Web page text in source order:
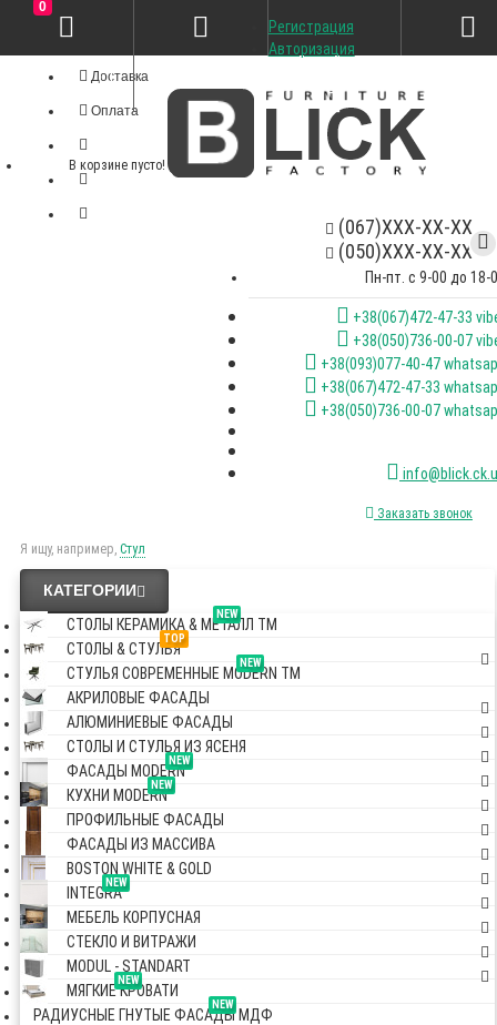
Доставка
Оплата
(067)XXX-XX-XX
(050)XXX-XX-XX
Пн-пт. с 9-00 до 18-
+38(067)472-47-33
+38(050)736-00-07
+38(093)077-40-47
+38(067)472-47-33
+38(050)736-00-07
Заказать звонок
Я ищу, например, Стул
Регистрация
Авторизация
0
В корзине пусто!
КАТЕГОРИИ
NEW
СТОЛЫ КЕРАМИКА & МЕТАЛЛ TM
TOP
СТОЛЫ & СТУЛЬЯ
NEW
СТУЛЬЯ СОВРЕМЕННЫЕ MODERN TM
АКРИЛОВЫЕ ФАСАДЫ
АЛЮМИНИЕВЫЕ ФАСАДЫ
СТОЛЫ И СТУЛЬЯ ИЗ ЯСЕНЯ
NEW
ФАСАДЫ MODERN
NEW
КУХНИ MODERN
ПРОФИЛЬНЫЕ ФАСАДЫ
ФАСАДЫ ИЗ МАССИВА
BOSTON WHITE & GOLD
NEW
INTEGRA
МЕБЕЛЬ КОРПУСНАЯ
СТЕКЛО И ВИТРАЖИ
MODUL - STANDART
NEW
МЯГКИЕ КРОВАТИ
NEW
РАДИУСНЫЕ ГНУТЫЕ ФАСАДЫ МДФ